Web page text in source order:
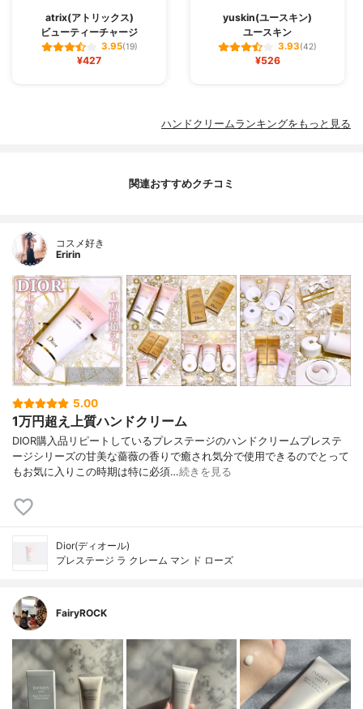
atrix(アトリックス)
ビューティーチャージ
3.95(19)
¥427
yuskin(ユースキン)
ユースキン
3.93(42)
¥526
ハンドクリームランキングをもっと見る
関連おすすめクチコミ
コスメ好き
Eririn
5.00
1万円超え上質ハンドクリーム
DIOR購入品リピートしているプレステージのハンドクリームプレステ
ージシリーズの甘美な薔薇の香りで癒され気分で使用できるのでとって
もお気に入りこの時期は特に必須…続きを見る
Dior(ディオール)
プレステージ ラ クレーム マン ド ローズ
FairyROCK